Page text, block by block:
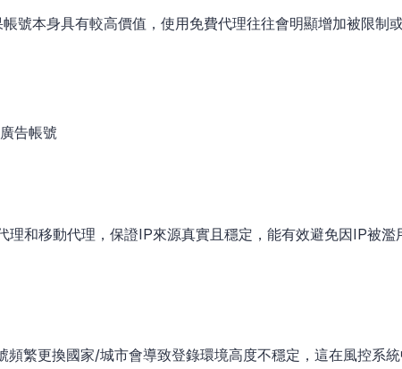
號本身具有較高價值，使用免費代理往往會明顯增加被限制
告帳號
和移動代理，保證IP來源真實且穩定，能有效避免因IP被濫
繁更換國家/城市會導致登錄環境高度不穩定，這在風控系